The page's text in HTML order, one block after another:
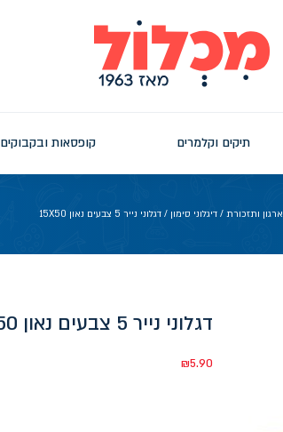
תיקים וקלמרים קופסאות ובקבוקים
ארגון ותזכורת /דיגלוני סימון / דגלוני נייר 5 צבעים נאון 15X50
דגלוני נייר 5 צבעים נאון 15X50
₪5.90